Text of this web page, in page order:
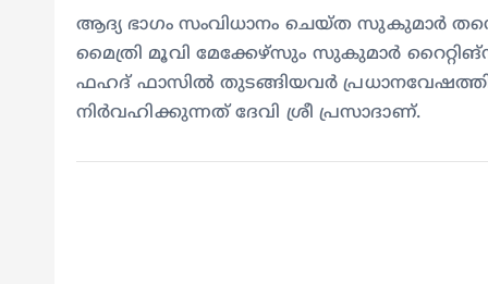
ആദ്യ ഭാഗം സംവിധാനം ചെയ്ത സുകുമാര്‍
മൈത്രി മൂവി മേക്കേഴ്സും സുകുമാർ
ഫഹദ് ഫാസില്‍ തുടങ്ങിയവര്‍
നിര്‍വഹിക്കുന്നത് ദേവി ശ്രീ പ്രസാദാണ്.